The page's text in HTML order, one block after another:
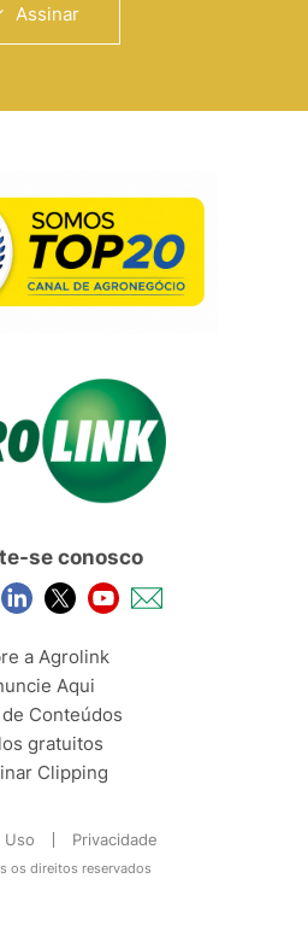
Assinar
se conosco
a Agrolink
Aqui
de Conteúdos
gratuitos
Clipping
Uso Privacidade
os direitos reservados